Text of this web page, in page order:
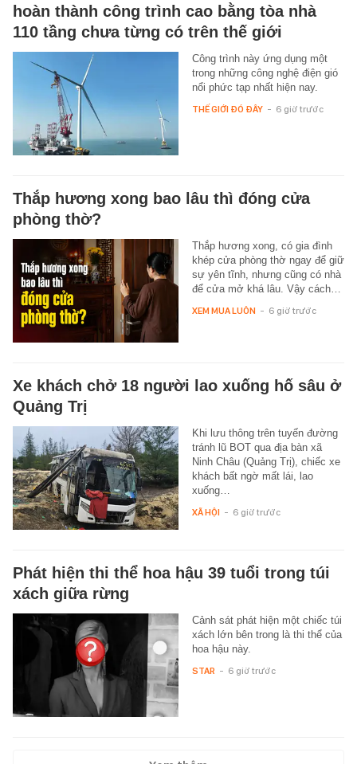
hoàn thành công trình cao bằng tòa nhà
110 tầng chưa từng có trên thế giới
Công trình này ứng dụng một
trong những công nghệ điện gió
nổi phức tạp nhất hiện nay.
THẾ GIỚI ĐÓ ĐÂY - 6 giờ trước
Thắp hương xong bao lâu thì đóng cửa
phòng thờ?
Thắp hương xong, có gia đình
khép cửa phòng thờ ngay để giữ
sự yên tĩnh, nhưng cũng có nhà
để cửa mở khá lâu. Vậy cách…
XEM MUA LUÔN - 6 giờ trước
Xe khách chở 18 người lao xuống hố sâu ở
Quảng Trị
Khi lưu thông trên tuyến đường
tránh lũ BOT qua địa bàn xã
Ninh Châu (Quảng Trị), chiếc xe
khách bất ngờ mất lái, lao
xuống…
XÃ HỘI - 6 giờ trước
Phát hiện thi thể hoa hậu 39 tuổi trong túi
xách giữa rừng
Cảnh sát phát hiện một chiếc túi
xách lớn bên trong là thi thể của
hoa hậu này.
STAR - 6 giờ trước